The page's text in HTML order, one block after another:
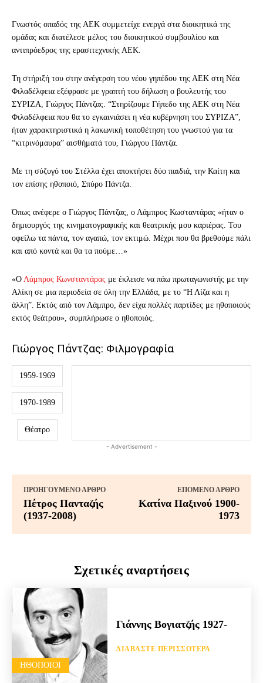
Σχετικές αναρτήσεις
HΘΟΠΟΙΟΊ
Γιάννης Βογιατζής 1927-
ΔΙΑΒΆΣΤΕ ΠΕΡΙΣΣΌΤΕΡΑ
Γνωστός οπαδός της ΑΕΚ συμμετείχε ενεργά στα διοικητικά της
ομάδας και διατέλεσε μέλος του διοικητικού συμβουλίου και
αντιπρόεδρος της ερασιτεχνικής ΑΕΚ.
Τη στήριξή του στην ανέγερση του νέου γηπέδου της ΑΕΚ στη Νέα
Φιλαδέλφεια εξέφρασε με γραπτή του δήλωση ο βουλευτής του
ΣΥΡΙΖΑ, Γιώργος Πάντζας. “Στηρίζουμε Γήπεδο της ΑΕΚ στη Νέα
Φιλαδέλφεια που θα το εγκαινιάσει η νέα κυβέρνηση του ΣΥΡΙΖΑ”,
ήταν χαρακτηριστικά η λακωνική τοποθέτηση του γνωστού για τα
“κιτρινόμαυρα” αισθήματά του, Γιώργου Πάντζα.
Με τη σύζυγό του Στέλλα έχει αποκτήσει δύο παιδιά, την Καίτη και
τον επίσης ηθοποιό, Σπύρο Πάντζα.
Όπως ανέφερε ο Γιώργος Πάντζας, ο Λάμπρος Κωσταντάρας «ήταν ο
δημιουργός της κινηματογραφικής και θεατρικής μου καριέρας. Του
οφείλω τα πάντα, τον αγαπώ, τον εκτιμώ. Μέχρι που θα βρεθούμε πάλι
και από κοντά και θα τα πούμε…»
«Ο Λάμπρος Κωνσταντάρας με έκλεισε να πάω πρωταγωνιστής με την
Αλίκη σε μια περιοδεία σε όλη την Ελλάδα, με το “Η Λίζα και η
άλλη”. Εκτός από τον Λάμπρο, δεν είχα πολλές παρτίδες με ηθοποιούς
εκτός θεάτρου», συμπλήρωσε ο ηθοποιός.
Γιώργος Πάντζας: Φιλμογραφία
1959-1969
1970-1989
Θέατρο
- Advertisement -
ΠΡΟΗΓΟΎΜΕΝΟ ΆΡΘΡΟ
Πέτρος Πανταζής
(1937-2008)
ΕΠΌΜΕΝΟ ΆΡΘΡΟ
Κατίνα Παξινού 1900-
1973